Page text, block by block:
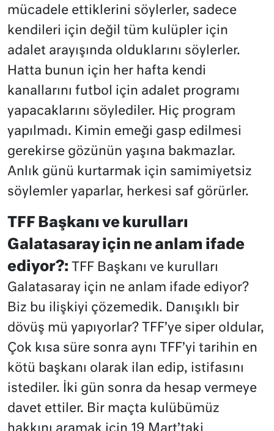
mücadele ettiklerini söylerler, sadece
kendileri için değil tüm kulüpler için
adalet arayışında olduklarını söylerler.
Hatta bunun için her hafta kendi
kanallarını futbol için adalet programı
yapacaklarını söylediler. Hiç program
yapılmadı. Kimin emeği gasp edilmesi
gerekirse gözünün yaşına bakmazlar.
Anlık günü kurtarmak için samimiyetsiz
söylemler yaparlar, herkesi saf görürler.
TFF Başkanı ve kurulları
Galatasaray için ne anlam ifade
ediyor?: TFF Başkanı ve kurulları
Galatasaray için ne anlam ifade ediyor?
Biz bu ilişkiyi çözemedik. Danışıklı bir
dövüş mü yapıyorlar? TFF’ye siper oldular,
Çok kısa süre sonra aynı TFF’yi tarihin en
kötü başkanı olarak ilan edip, istifasını
istediler. İki gün sonra da hesap vermeye
davet ettiler. Bir maçta kulübümüz